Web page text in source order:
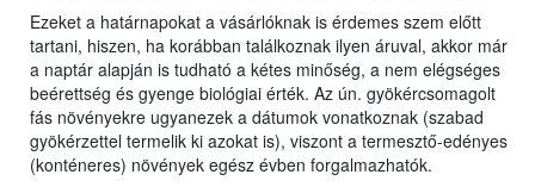
Ezeket a határnapokat a vásárlóknak is érdemes szem előtt
tartani, hiszen, ha korábban találkoznak ilyen áruval, akkor már
a naptár alapján is tudható a kétes minőség, a nem elégséges
beérettség és gyenge biológiai érték. Az ún. gyökércsomagolt
fás növényekre ugyanezek a dátumok vonatkoznak (szabad
gyökérzettel termelik ki azokat is), viszont a termesztő-edényes
(konténeres) növények egész évben forgalmazhatók.